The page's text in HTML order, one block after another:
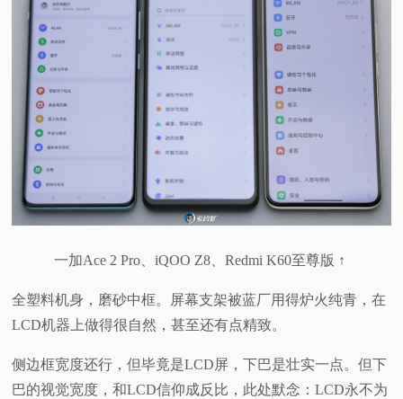
一加Ace 2 Pro、iQOO Z8、Redmi K60至尊版 ↑
全塑料机身，磨砂中框。屏幕支架被蓝厂用得炉火纯青，在
LCD机器上做得很自然，甚至还有点精致。
侧边框宽度还行，但毕竟是LCD屏，下巴是壮实一点。但下
巴的视觉宽度，和LCD信仰成反比，此处默念：LCD永不为